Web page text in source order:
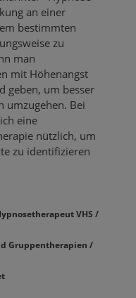
an einer
bestimmten
zu
man
mit Höhenangst
geben, um besser
umzugehen. Bei
eine
nützlich, um
zu identifizieren
VHS /
Gruppentherapien /